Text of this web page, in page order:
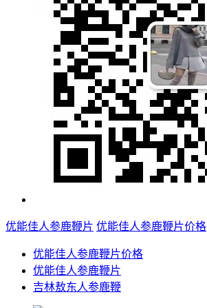
优能佳人参鹿鞭片 优能佳人参鹿鞭片价格
优能佳人参鹿鞭片价格
优能佳人参鹿鞭片
吉林敖东人参鹿鞭